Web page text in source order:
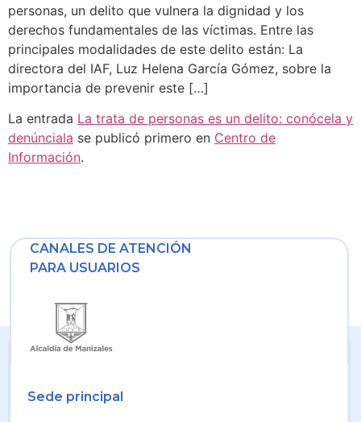
personas, un delito que vulnera la dignidad y los
derechos fundamentales de las víctimas. Entre las
principales modalidades de este delito están: La
directora del IAF, Luz Helena García Gómez, sobre la
importancia de prevenir este […]
La entrada La trata de personas es un delito: conócela y
denúnciala se publicó primero en Centro de
Información.
CANALES DE ATENCIÓN
PARA USUARIOS
Sede principal